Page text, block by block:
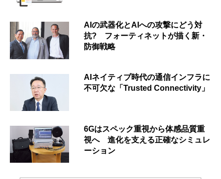
AIの武器化とAIへの攻撃にどう対
抗? フォーティネットが描く新・
防御戦略
AIネイティブ時代の通信インフラに
不可欠な「Trusted Connectivity」
6Gはスペック重視から体感品質重
視へ 進化を支える正確なシミュレ
ーション